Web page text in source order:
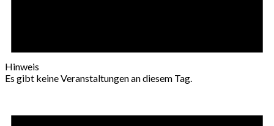
Hinweis
Es gibt keine Veranstaltungen an diesem Tag.